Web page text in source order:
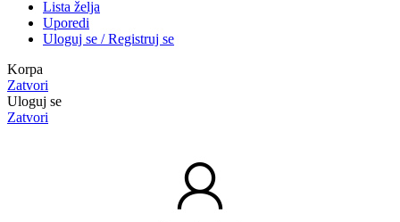
Lista želja
Uporedi
Uloguj se / Registruj se
Korpa
Zatvori
Uloguj se
Zatvori